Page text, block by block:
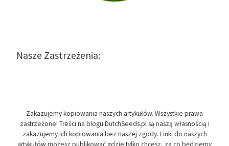
Nasze Zastrzeżenia:
Zakazujemy kopiowania naszych artykułów. Wszystkie prawa
zastrzeżone! Treści na blogu DutchSeeds.pl są naszą własnością i
zakazujemy ich kopiowania bez naszej zgody. Linki do naszych